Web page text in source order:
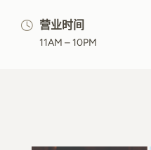
营业时间
11AM – 10PM